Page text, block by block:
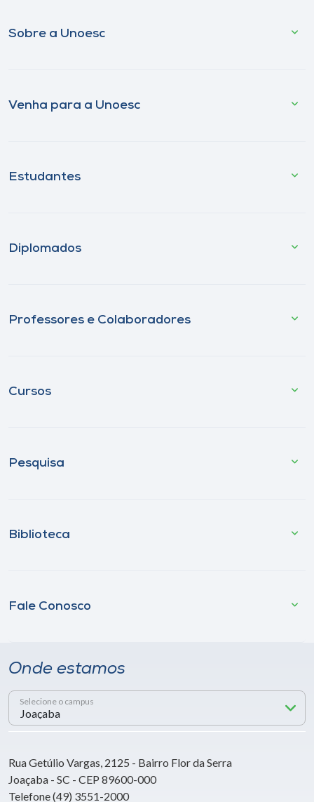
Sobre a Unoesc
Venha para a Unoesc
Estudantes
Diplomados
Professores e Colaboradores
Cursos
Pesquisa
Biblioteca
Fale Conosco
Onde estamos
Selecione o campus
Rua Getúlio Vargas, 2125 - Bairro Flor da Serra
Joaçaba - SC - CEP 89600-000
Telefone (49) 3551-2000